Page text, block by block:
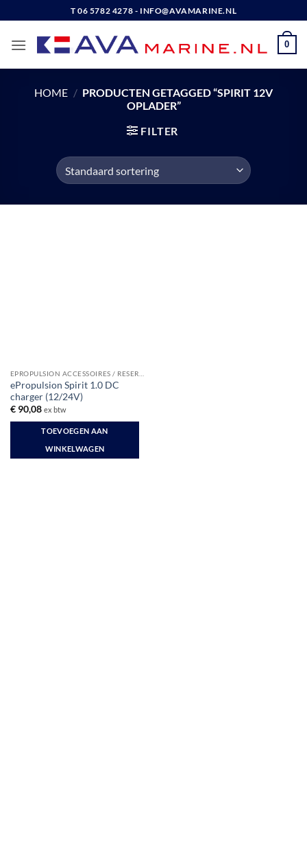
naar
inhoud
T 06 5782 4278 - INFO@AVAMARINE.NL
0
HOME / PRODUCTEN GETAGGED “SPIRIT 12V
OPLADER”
FILTER
ePropulsion Spirit 1.0 DC
charger (12/24V)
€90,08 ex btw
TOEVOEGEN AAN
WINKELWAGEN